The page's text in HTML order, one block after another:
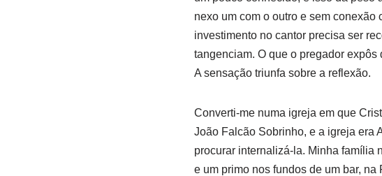
nexo um com o outro e sem
investimento no cantor precisa ser
tangenciam. O que o pregador expôs
A sensação triunfa sobre a reflexão.
Converti-me numa igreja em que
João Falcão Sobrinho, e a igreja era
procurar internalizá-la. Minha família
e um primo nos fundos de um bar, na